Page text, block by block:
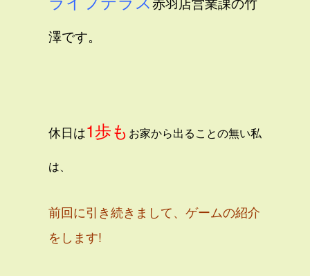
澤です。
休日は1歩も お家から出ることの無い私
は、
前回に引き続きまして、ゲームの紹介
をします!